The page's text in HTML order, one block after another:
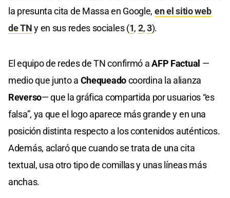
la presunta cita de Massa en Google, en el sitio web
de TNy en sus redes sociales (1, 2,3).
El equipo de redes de TN confirmó aAFP Factual —
medio que junto a Chequeadocoordina la alianza
Reverso— que la gráfica compartida por usuarios “es
falsa”, ya que el logo aparece más grande y en una
posición distinta respecto a los contenidos auténticos.
Además, aclaró que cuando se trata de una cita
textual, usa otro tipo de comillas y unas líneas más
anchas.